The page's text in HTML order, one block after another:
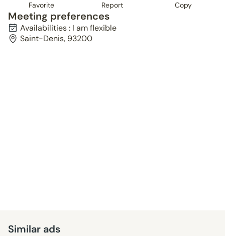
Favorite Report Copy
Meeting preferences
Availabilities : I am flexible
Saint-Denis, 93200
Similar ads